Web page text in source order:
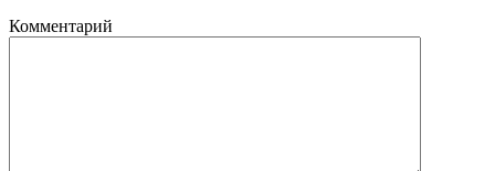
Комментарий